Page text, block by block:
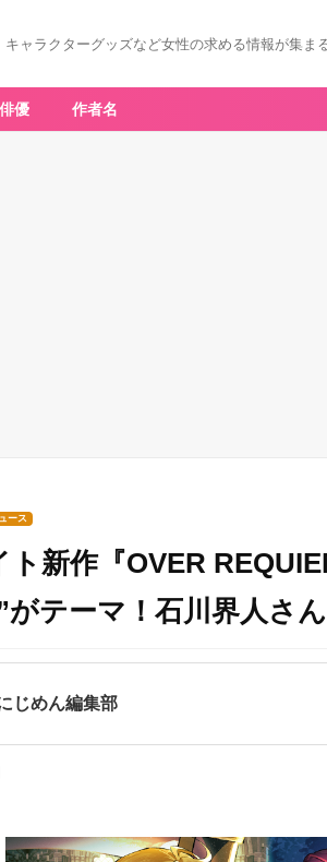
キャラクターグッズなど女性の求める情報が集ま
優 作者名
ース
ト新作『OVER
がテーマ！石川界人さ
じめん編集部